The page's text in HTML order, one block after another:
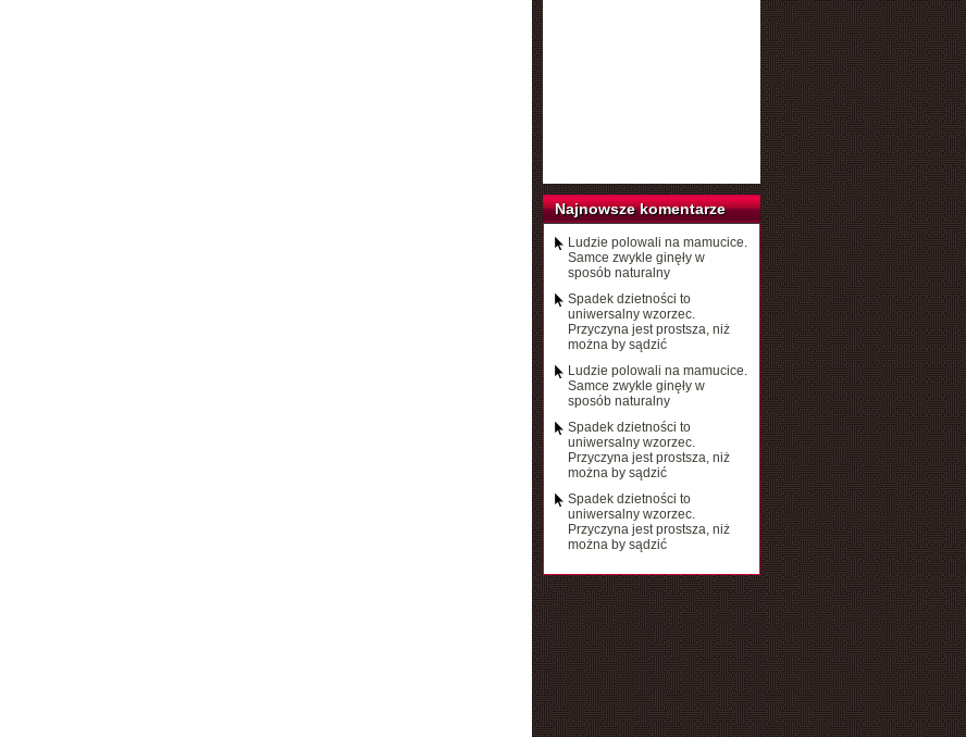
Najnowsze komentarze
Ludzie polowali na mamucice.
Samce zwykle ginęły w
sposób naturalny
Spadek dzietności to
uniwersalny wzorzec.
Przyczyna jest prostsza, niż
można by sądzić
Ludzie polowali na mamucice.
Samce zwykle ginęły w
sposób naturalny
Spadek dzietności to
uniwersalny wzorzec.
Przyczyna jest prostsza, niż
można by sądzić
Spadek dzietności to
uniwersalny wzorzec.
Przyczyna jest prostsza, niż
można by sądzić